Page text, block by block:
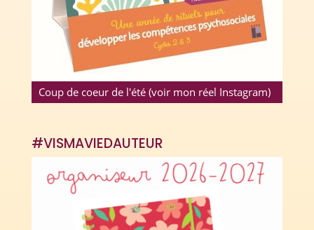
Coup de coeur de l'été (voir mon réel Instagram)
#VISMAVIEDAUTEUR